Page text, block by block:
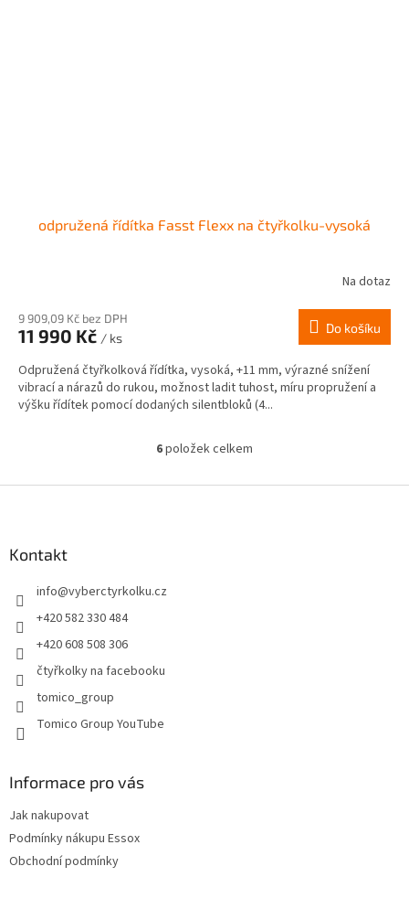
odpružená řídítka Fasst Flexx na čtyřkolku-vysoká
Na dotaz
9 909,09 Kč bez DPH
11 990 Kč / ks
Do košíku
Odpružená čtyřkolková řídítka, vysoká, +11 mm, výrazné snížení
vibrací a nárazů do rukou, možnost ladit tuhost, míru propružení a
výšku řídítek pomocí dodaných silentbloků (4...
O
l
6položek celkem
Kontakt
info@vyberctyrkolku.cz
+420 582 330 484
+420 608 508 306
čtyřkolky na facebooku
tomico_group
Tomico Group YouTube
Informace pro vás
Jak nakupovat
Podmínky nákupu Essox
Obchodní podmínky